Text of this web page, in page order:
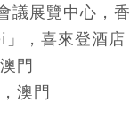
展覽中心，
喜來登酒店
門
澳門